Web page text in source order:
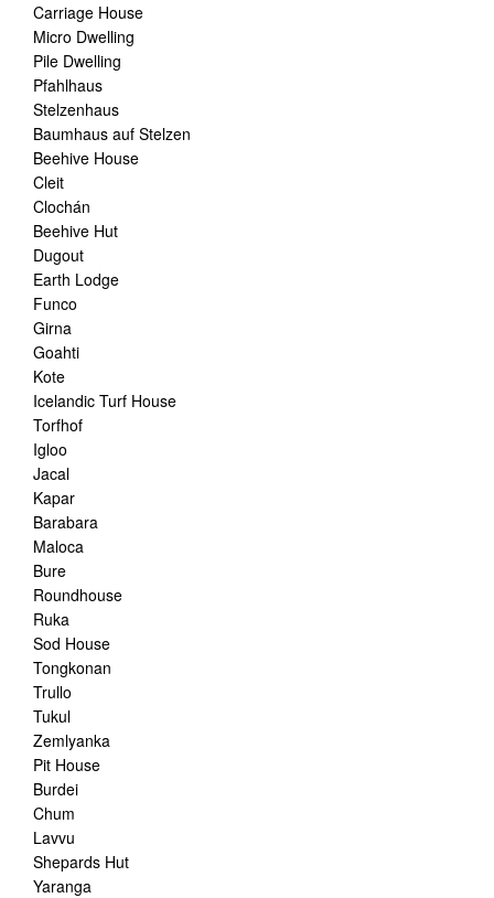
Carriage House
Micro Dwelling
Pile Dwelling
Pfahlhaus
Stelzenhaus
Baumhaus auf Stelzen
Beehive House
Cleit
Clochán
Beehive Hut
Dugout
Earth Lodge
Funco
Girna
Goahti
Kote
Icelandic Turf House
Torfhof
Igloo
Jacal
Kapar
Barabara
Maloca
Bure
Roundhouse
Ruka
Sod House
Tongkonan
Trullo
Tukul
Zemlyanka
Pit House
Burdei
Chum
Lavvu
Shepards Hut
Yaranga